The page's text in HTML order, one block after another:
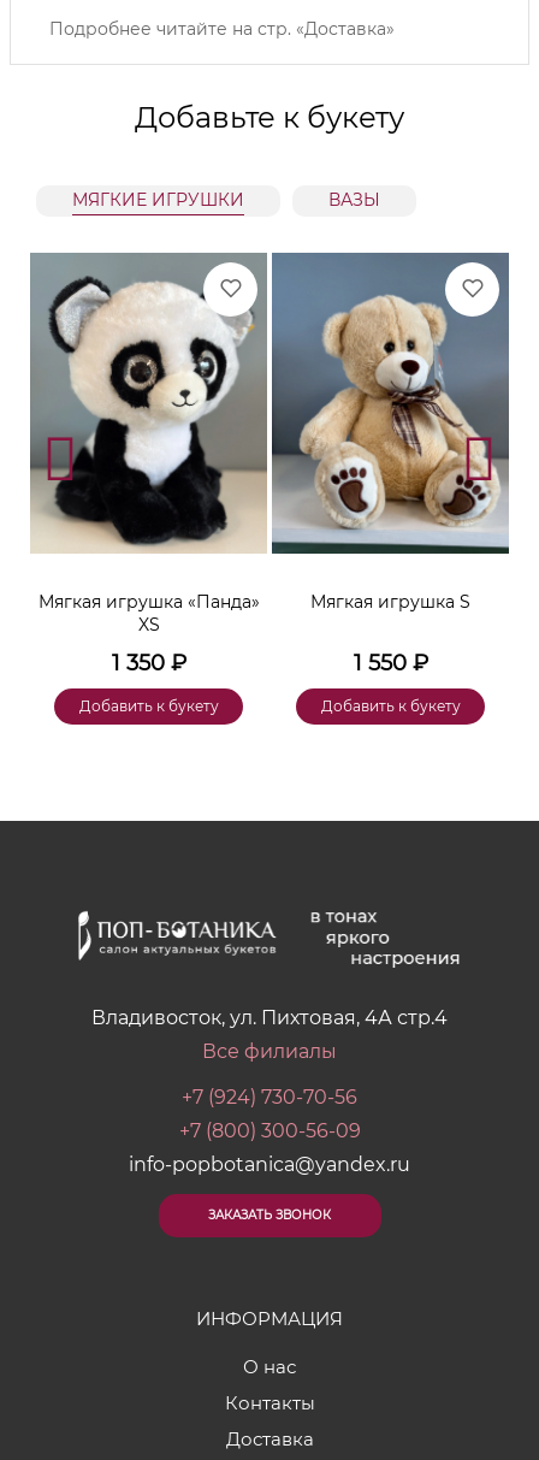
Подробнее читайте на стр. «Доставка»
Добавьте к букету
МЯГКИЕ ИГРУШКИ ВАЗЫ
Мягкая игрушка «Панда»
XS
1 350₽
Добавить к букету
Мягкая игрушка S
1 550₽
Добавить к букету
Владивосток, ул. Пихтовая, 4А стр.4
Все филиалы
+7 (924) 730-70-56
+7 (800) 300-56-09
info-popbotanica@yandex.ru
ЗАКАЗАТЬ ЗВОНОК
ИНФОРМАЦИЯ
О нас
Контакты
Доставка